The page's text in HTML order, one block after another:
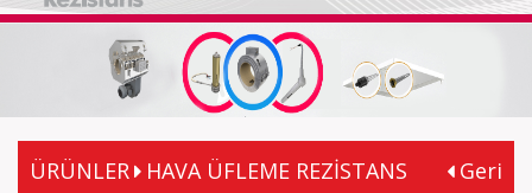
ÜRÜNLER HAVA ÜFLEME REZİSTANS Geri